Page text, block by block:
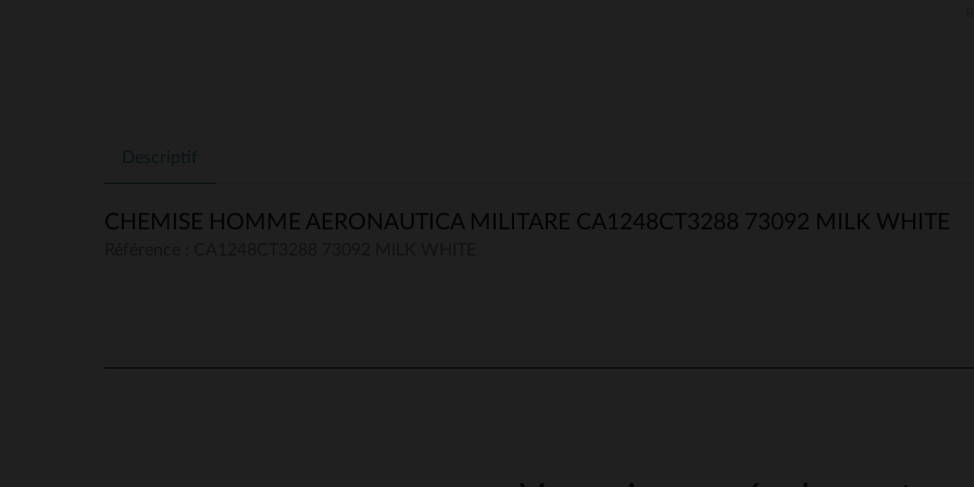
Descriptif
CHEMISE HOMME AERONAUTICA MILITARE CA1248CT3288 73092 MILK WHITE